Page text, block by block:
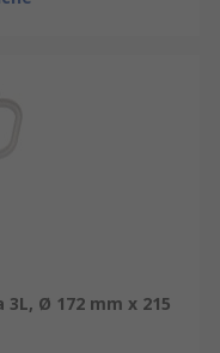
3L, Ø 172 mm x 215